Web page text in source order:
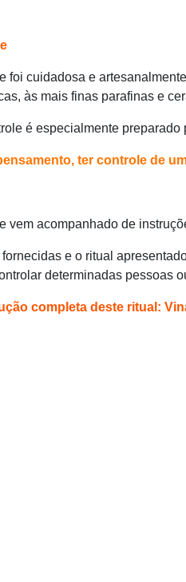
foi cuidadosa e
às mais finas parafinas e
é especialmente
ter controle de
vem acompanhado de
e o ritual
determinadas pessoas
completa deste ritual: